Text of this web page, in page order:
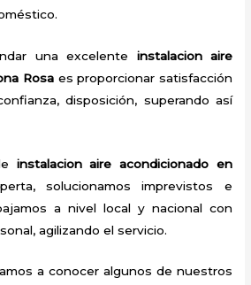
una excelente instalacion aire
Rosa es proporcionar satisfacción
disposición, superando así
instalacion aire acondicionado en
solucionamos imprevistos e
a nivel local y nacional con
agilizando el servicio.
a conocer algunos de nuestros